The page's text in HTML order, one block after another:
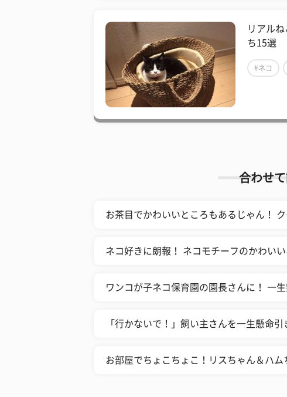
リアル
ち15選
#ネコ
合わせ
お茶目でかわいいところもあるじゃん！
ネコ好きに朗報！ ネコモチーフのかわい
ワンコが子ネコ保育園の園長さんに！ 一
「行かないで！」飼い主さんを一生懸命
お部屋でちょこちょこ！リスちゃん＆ハ